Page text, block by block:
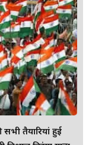
तैयारियां हुई